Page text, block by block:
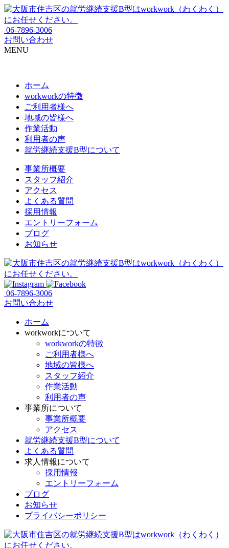
06-7896-3006
お問い合わせ
MENU
ホーム
workworkの特徴
ご利用者様へ
地域の皆様へ
作業活動
利用者の声
就労継続支援B型について
事業所概要
スタッフ紹介
アクセス
よくある質問
採用情報
エントリーフォーム
ブログ
お知らせ
06-7896-3006
お問い合わせ
ホーム
workworkについて
workworkの特徴
ご利用者様へ
地域の皆様へ
スタッフ紹介
作業活動
利用者の声
事業所について
事業所概要
アクセス
就労継続支援B型について
よくある質問
求人情報について
採用情報
エントリーフォーム
ブログ
お知らせ
プライバシーポリシー